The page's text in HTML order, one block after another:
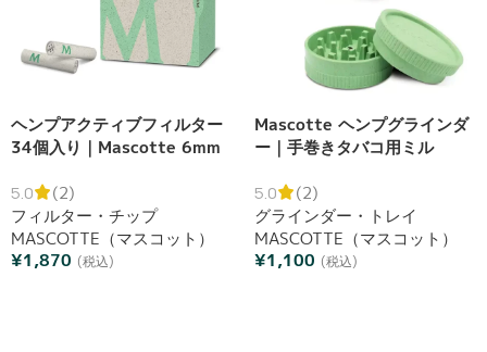
ヘンプアクティブフィルター
34個入り｜Mascotte 6mm
5.0
(2)
フィルター・チップ
MASCOTTE（マスコット）
¥1,870 (税込)
Mascotte ヘンプグラインダ
ー｜手巻きタバコ用ミル
5.0
(2)
グラインダー・トレイ
MASCOTTE（マスコット）
¥1,100 (税込)